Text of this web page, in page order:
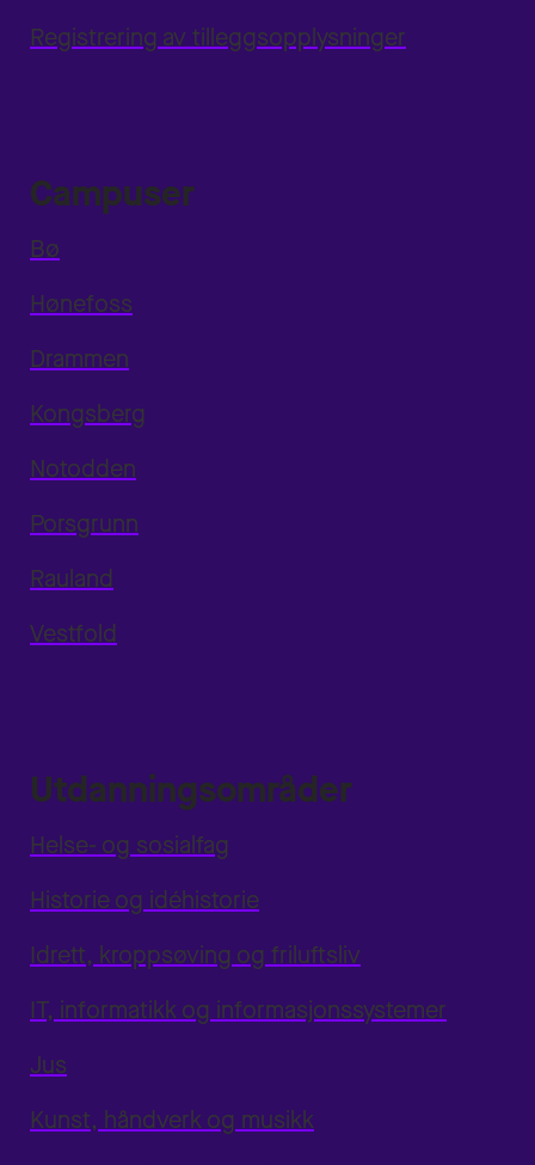
Registrering av tilleggsopplysninger
Campuser
Bø
Hønefoss
Drammen
Kongsberg
Notodden
Porsgrunn
Rauland
Vestfold
Utdanningsområder
Helse- og sosialfag
Historie og idéhistorie
Idrett, kroppsøving og friluftsliv
IT, informatikk og informasjonssystemer
Jus
Kunst, håndverk og musikk